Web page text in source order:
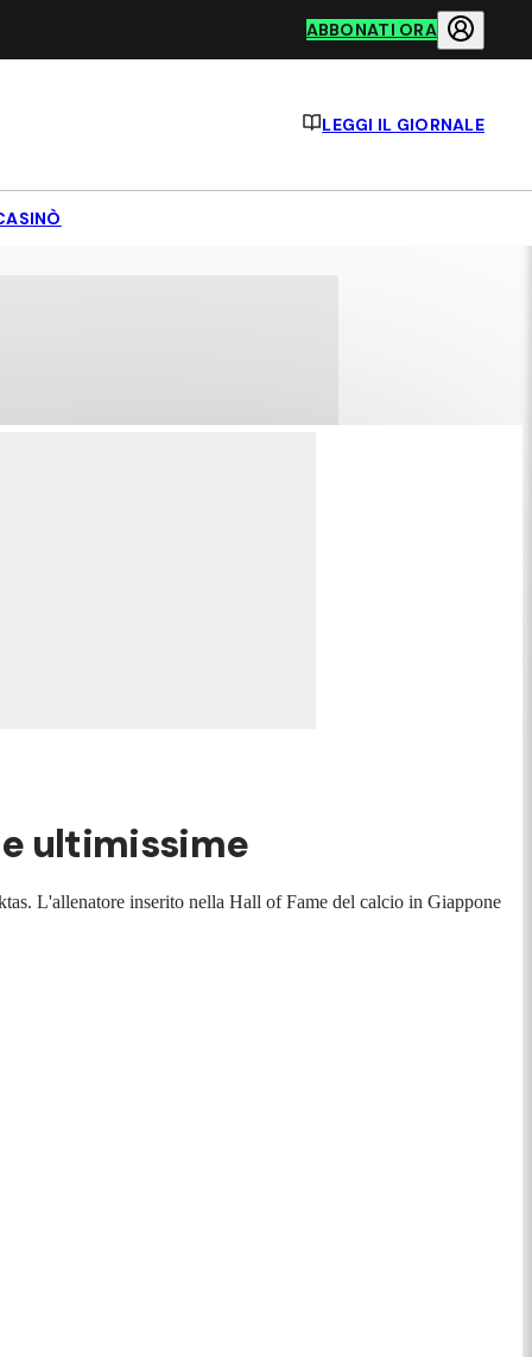
ABBONATI ORA
LEGGI IL GIORNALE
ultimissime
L'allenatore inserito nella Hall of Fame del calcio in Giappone